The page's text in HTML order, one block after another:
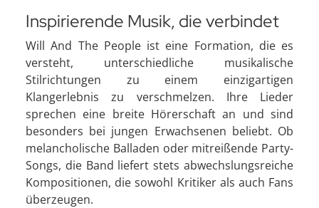
Inspirierende Musik, die verbindet
Will And The People ist eine Formation, die es
versteht, unterschiedliche musikalische
Stilrichtungen zu einem einzigartigen
Klangerlebnis zu verschmelzen. Ihre Lieder
sprechen eine breite Hörerschaft an und sind
besonders bei jungen Erwachsenen beliebt. Ob
melancholische Balladen oder mitreißende Party-
Songs, die Band liefert stets abwechslungsreiche
Kompositionen, die sowohl Kritiker als auch Fans
überzeugen.